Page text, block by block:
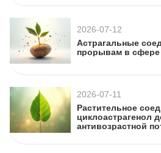
2026-07-12
Астрагальные
прорывам в сфере
2026-07-11
Растительное
циклоастрагенол
антивозрастной